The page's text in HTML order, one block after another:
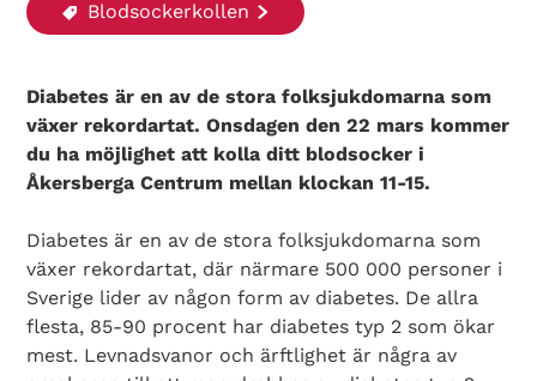
Blodsockerkollen
Diabetes är en av de stora folksjukdomarna som
växer rekordartat. Onsdagen den 22 mars kommer
du ha möjlighet att kolla ditt blodsocker i
Åkersberga Centrum mellan klockan 11-15.
Diabetes är en av de stora folksjukdomarna som
växer rekordartat, där närmare 500 000 personer i
Sverige lider av någon form av diabetes. De allra
flesta, 85-90 procent har diabetes typ 2 som ökar
mest. Levnadsvanor och ärftlighet är några av